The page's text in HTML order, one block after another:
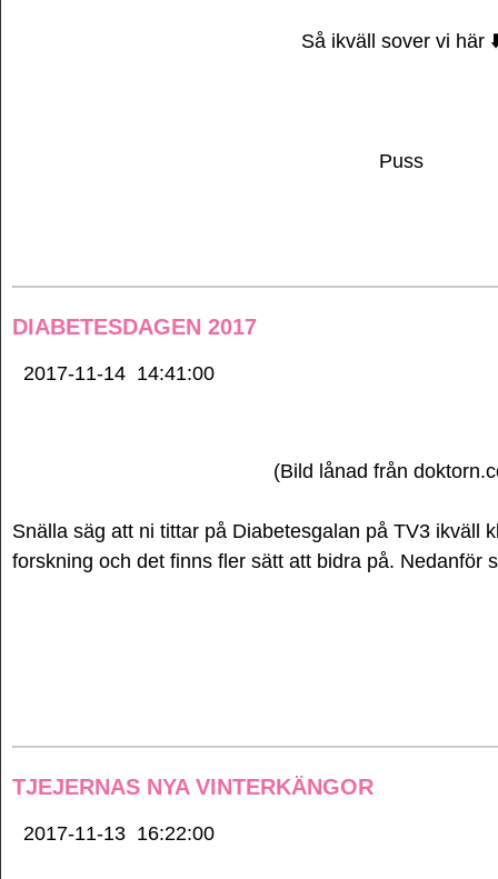
Så ikväll sover vi här
Puss
DIABETESDAGEN 2017
2017-11-14 14:41:00
(Bild lånad från
Snälla säg att ni tittar på Diabetesgalan på TV3 ikväll
forskning och det finns fler sätt att bidra på. Nedanför
TJEJERNAS NYA VINTERKÄNGOR
2017-11-13 16:22:00